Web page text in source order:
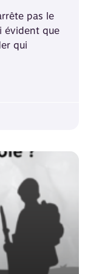
pas le
évident que
qui